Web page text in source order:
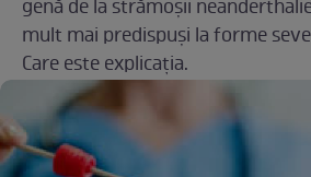
genă de la strămoșii
mult mai predispuși la forme
Care este explicația.